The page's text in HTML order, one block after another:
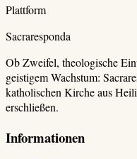
Plattform
Sacraresponda
Ob Zweifel, theologische
geistigem Wachstum:
katholischen Kirche aus
erschließen.
Informationen